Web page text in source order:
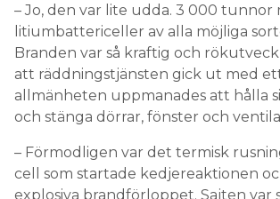
– Jo, den var lite udda. 3 000 tunnor
litiumbattericeller av alla möjliga
Branden var så kraftig och
att räddningstjänsten gick ut med
allmänheten uppmanades att hålla
och stänga dörrar, fönster och
– Förmodligen var det termisk
cell som startade kedjereaktionen
explosiva brandförloppet. Sajten var